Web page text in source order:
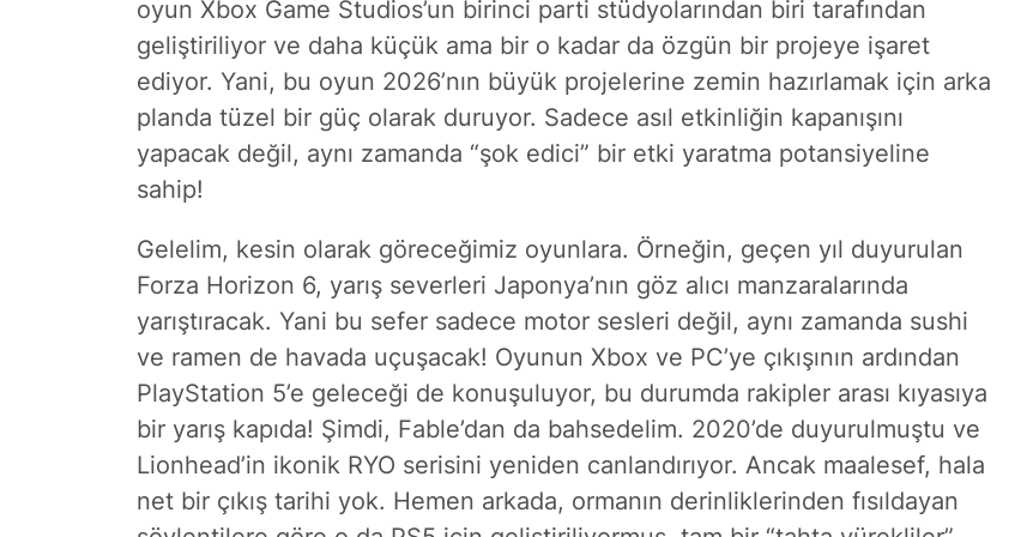
oyun Xbox Game Studios’un birinci parti stüdyolarından biri tarafından
geliştiriliyor ve daha küçük ama bir o kadar da özgün bir projeye işaret
ediyor. Yani, bu oyun 2026’nın büyük projelerine zemin hazırlamak için arka
planda tüzel bir güç olarak duruyor. Sadece asıl etkinliğin kapanışını
yapacak değil, aynı zamanda “şok edici” bir etki yaratma potansiyeline
sahip!
Gelelim, kesin olarak göreceğimiz oyunlara. Örneğin, geçen yıl duyurulan
Forza Horizon 6, yarış severleri Japonya’nın göz alıcı manzaralarında
yarıştıracak. Yani bu sefer sadece motor sesleri değil, aynı zamanda sushi
ve ramen de havada uçuşacak! Oyunun Xbox ve PC’ye çıkışının ardından
PlayStation 5’e geleceği de konuşuluyor, bu durumda rakipler arası kıyasıya
bir yarış kapıda! Şimdi, Fable’dan da bahsedelim. 2020’de duyurulmuştu ve
Lionhead’in ikonik RYO serisini yeniden canlandırıyor. Ancak maalesef, hala
net bir çıkış tarihi yok. Hemen arkada, ormanın derinliklerinden fısıldayan